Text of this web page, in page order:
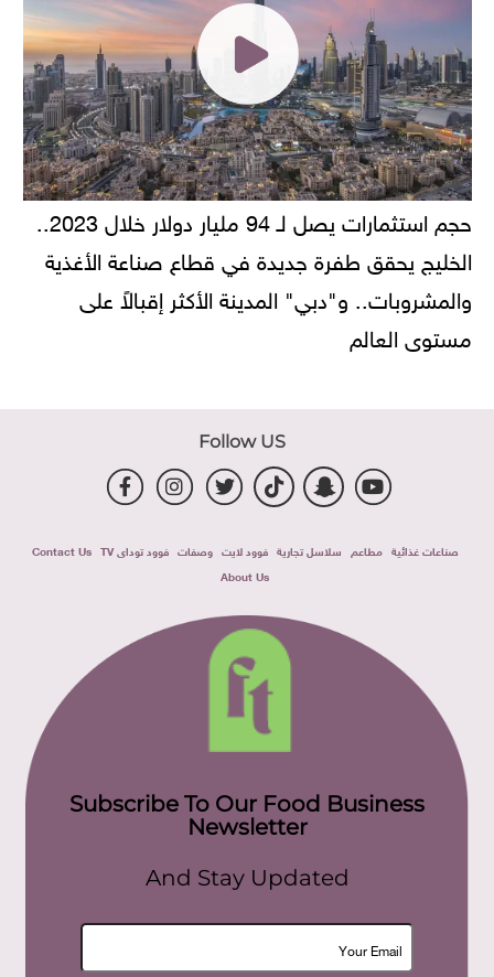
الخليج يحقق طفرة جديدة في قطاع صناعة الأغذية
والمشروبات.. و"دبي" المدينة الأكثر إقبالاً على
مستوى العالم
Follow US
صناعات غذائية مطاعم سلاسل تجارية فوود لايت وصفات فوود توداى TV
Contact Us
About Us
Subscribe To Our Food Business
Newsletter
And Stay Updated